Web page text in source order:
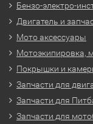
Бензо-электро-
Двигатель и
Мото аксессуары
Мотоэкипировка,
Покрышки и
Запчасти для
Запчасти для
Запчасти для